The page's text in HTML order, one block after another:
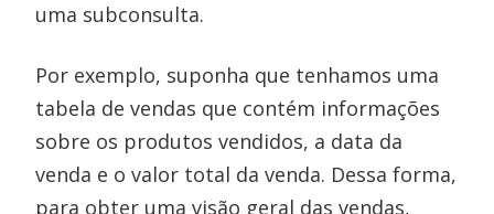
uma subconsulta.
Por exemplo, suponha que tenhamos uma
tabela de vendas que contém informações
sobre os produtos vendidos, a data da
venda e o valor total da venda. Dessa forma,
para obter uma visão geral das vendas,